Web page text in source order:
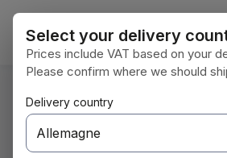
Passer au contenu principal
Vous êtes ici : Accueil
Peintures et vernis
Select your delivery
Prices include VAT based on your
Please confirm where we should
Delivery country